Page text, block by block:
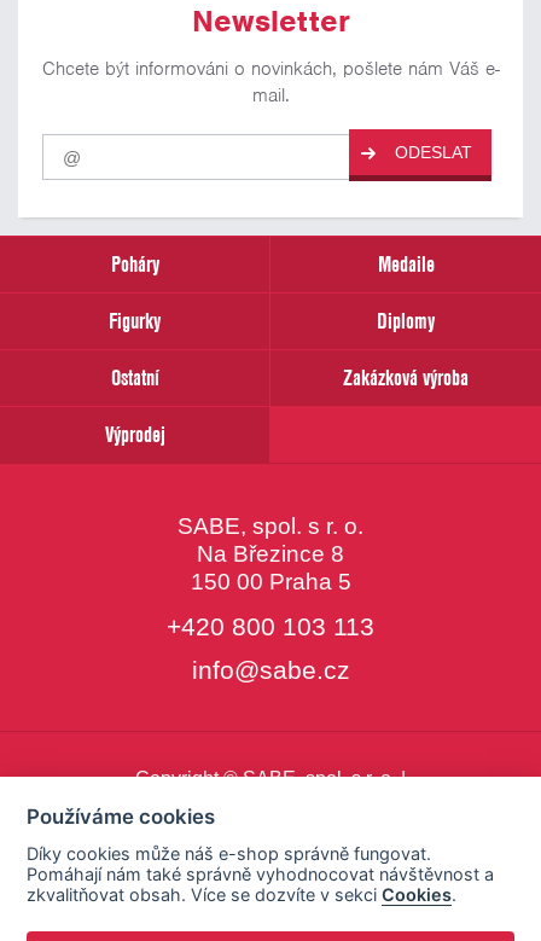
Newsletter
Chcete být informováni o novinkách, pošlete nám Váš e-
mail.
Pro
odběr
našich
email
ODESLAT
Poháry
Medaile
Figurky
Diplomy
Ostatní
Zakázková výroba
Výprodej
SABE, spol. s r. o.
Na Březince 8
150 00 Praha 5
+420 800 103 113
info@sabe.cz
Copyright © SABE, spol. s r. o. |
Používáme cookies
Díky cookies může náš e-shop správně fungovat.
Pomáhají nám také správně vyhodnocovat návštěvnost a
zkvalitňovat obsah. Více se dozvíte v sekciCookies.